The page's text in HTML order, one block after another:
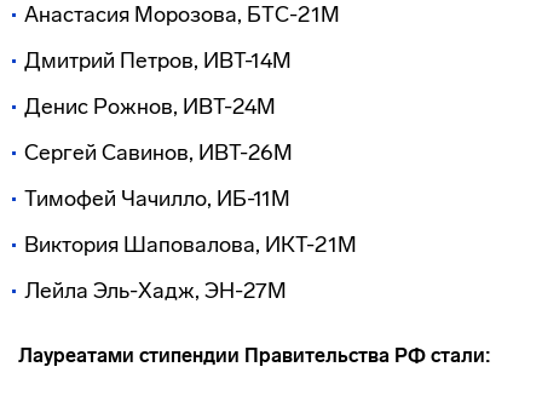
Анастасия Морозова, БТС-21М
Дмитрий Петров, ИВТ-14М
Денис Рожнов, ИВТ-24М
Сергей Савинов, ИВТ-26М
Тимофей Чачилло, ИБ-11М
Виктория Шаповалова, ИКТ-21М
Лейла Эль-Хадж, ЭН-27М
Лауреатами стипендии Правительства РФ стали: